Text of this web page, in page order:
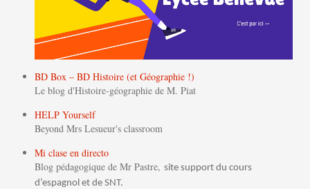
BD Box – BD Histoire (et Géographie !)
Le blog d'Histoire-géographie de M. Piat
HELP Yourself
Beyond Mrs Lesueur's classroom
Mi clase en directo
Blog pédagogique de Mr Pastre, site support du cours
d’espagnol et de SNT.